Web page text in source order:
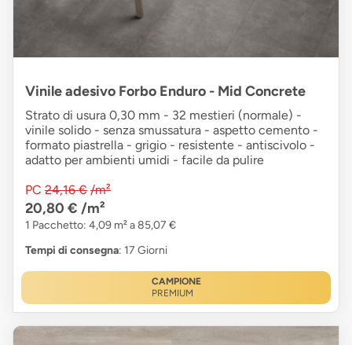
Vinile adesivo Forbo Enduro - Mid Concrete
Strato di usura 0,30 mm - 32 mestieri (normale) -
vinile solido - senza smussatura - aspetto cemento -
formato piastrella - grigio - resistente - antiscivolo -
adatto per ambienti umidi - facile da pulire
PC 24,16 € /m²
20,80 € /m²
1 Pacchetto: 4,09 m² a 85,07 €
Tempi di consegna: 17 Giorni
CAMPIONE
PREMIUM